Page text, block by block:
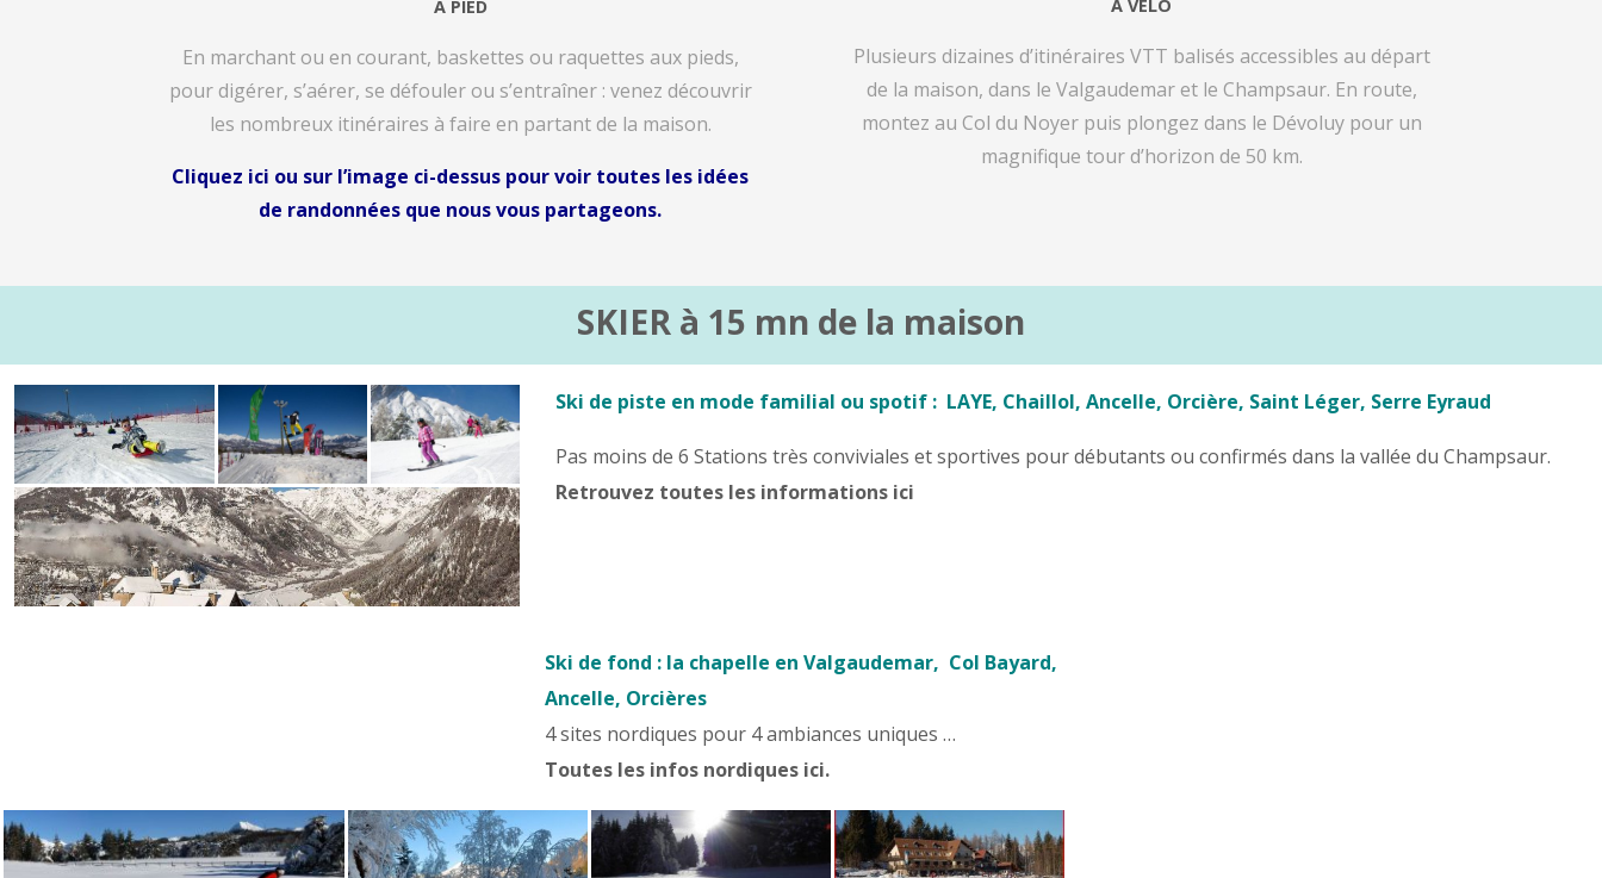
A PIED
En marchant ou en courant, baskettes ou raquettes aux pieds,
pour digérer, s’aérer, se défouler ou s’entraîner : venez découvrir
les nombreux itinéraires à faire en partant de la maison.
Cliquez ici ou sur l’image ci-dessus pour voir toutes les idées
de randonnées que nous vous partageons.
A VÉLO
Plusieurs dizaines d’itinéraires VTT balisés accessibles au départ
de la maison, dans le Valgaudemar et le Champsaur. En route,
montez au Col du Noyer puis plongez dans le Dévoluy pour un
magnifique tour d’horizon de 50 km.
SKIER à 15 mn de la maison
Ski de piste en mode familial ou spotif : LAYE, Chaillol, Ancelle, Orcière, Saint Léger, Serre Eyraud
Pas moins de 6 Stations très conviviales et sportives pour débutants ou confirmés dans la vallée du Champsaur.
Retrouvez toutes les informations ici
Ski de fond : la chapelle en Valgaudemar, Col Bayard,
Ancelle, Orcières
4 sites nordiques pour 4 ambiances uniques …
Toutes les infos nordiques ici.